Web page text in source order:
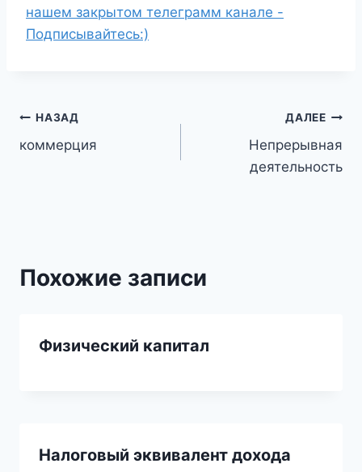
нашем закрытом телеграмм канале -
Подписывайтесь:)
Навигация
по
НАЗАД
коммерция
ДАЛЕЕ
Непрерывная
деятельность
Похожие записи
Физический капитал
Налоговый эквивалент дохода